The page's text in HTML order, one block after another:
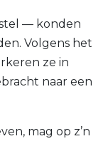
— konden
Volgens het
ze in
naar een
mag op z’n